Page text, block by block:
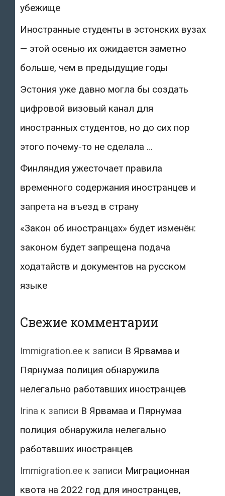
убежище
Иностранные студенты в эстонских вузах
— этой осенью их ожидается заметно
больше, чем в предыдущие годы
Эстония уже давно могла бы создать
цифровой визовый канал для
иностранных студентов, но до сих пор
этого почему-то не сделала …
Финляндия ужесточает правила
временного содержания иностранцев и
запрета на въезд в страну
«Закон об иностранцах» будет изменён:
законом будет запрещена подача
ходатайств и документов на русском
языке
Свежие комментарии
Immigration.ee к записи В Ярвамаа и
Пярнумаа полиция обнаружила
нелегально работавших иностранцев
Irina к записи В Ярвамаа и Пярнумаа
полиция обнаружила нелегально
работавших иностранцев
Immigration.ee к записи Миграционная
квота на 2022 год для иностранцев,